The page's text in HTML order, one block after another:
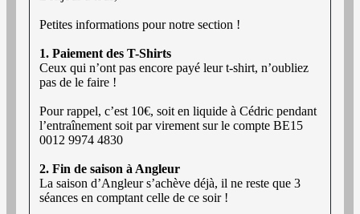
Petites informations pour notre section !
1. Paiement des T-Shirts
Ceux qui n’ont pas encore payé leur t-shirt, n’oubliez
pas de le faire !
Pour rappel, c’est 10€, soit en liquide à Cédric pendant
l’entraînement soit par virement sur le compte BE15
0012 9974 4830
2. Fin de saison à Angleur
La saison d’Angleur s’achève déjà, il ne reste que 3
séances en comptant celle de ce soir !